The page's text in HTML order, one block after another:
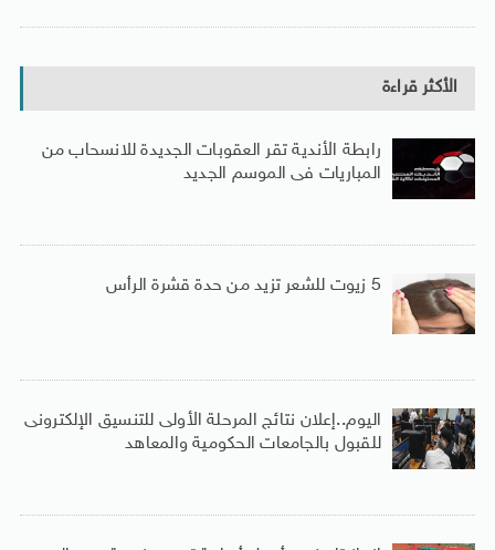
الأكثر قراءة
رابطة الأندية تقر العقوبات الجديدة للانسحاب من
المباريات فى الموسم الجديد
5 زيوت للشعر تزيد من حدة قشرة الرأس
اليوم..إعلان نتائج المرحلة الأولى للتنسيق الإلكترونى
للقبول بالجامعات الحكومية والمعاهد